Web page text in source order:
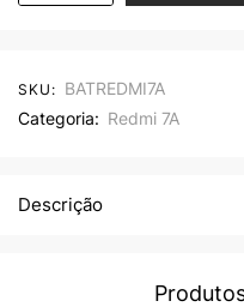
SKU: BATREDMI7A
Categoria: Redmi 7A
Descrição